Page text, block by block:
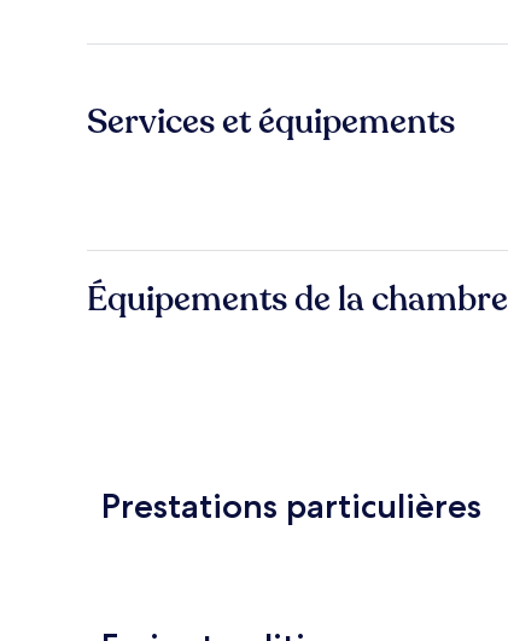
Services et équipements
Équipements de la chambre
Prestations particulières